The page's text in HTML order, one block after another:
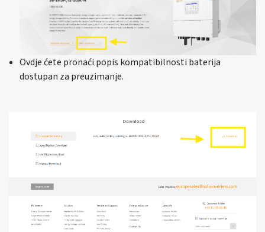
Ovdje ćete pronaći popis kompatibilnosti baterija
dostupan za preuzimanje.